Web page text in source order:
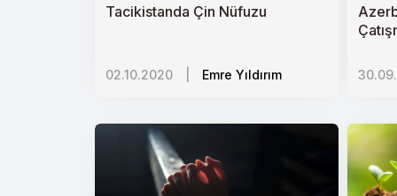
Afrikada Yeni Yatırım Alanları:
Çok Denklemli Libya Sorunu ve
70 Yıldır Yok Sayılan İnsanlar:
Tacikistanda Çin Nüfuzu
02.10.2020 Emre Yıldırım